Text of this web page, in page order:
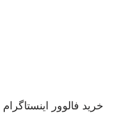
خرید فالوور اینستاگرام